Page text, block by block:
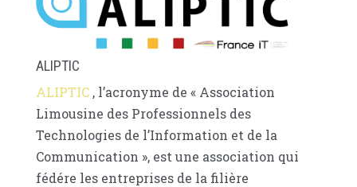
ALIPTIC
ALIPTIC, l’acronyme de « Association
Limousine des Professionnels des
Technologies de l’Information et de la
Communication », est une association qui
fédére les entreprises de la filière